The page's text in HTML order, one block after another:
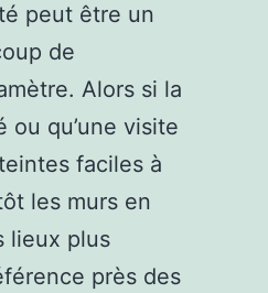
peut être un
de
Alors si la
ou qu’une visite
faciles à
les murs en
lieux plus
près des